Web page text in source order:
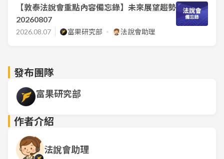
【敦泰法說會重點內容備忘錄】未來展望趨勢
20260807
2026.08.07 富果研究部 法說會助理
發布團隊
富果研究部
作者介紹
法說會助理